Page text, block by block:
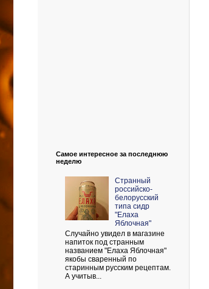
Самое интересное за последнюю
неделю
Странный
российско-
белорусский
типа сидр
"Елаха
Яблочная"
Случайно увидел в магазине
напиток под странным
названием "Елаха Яблочная"
якобы сваренный по
старинным русским рецептам.
А учитыв...